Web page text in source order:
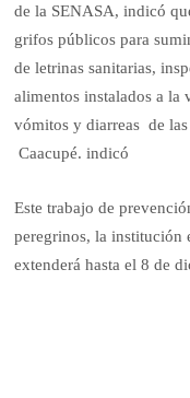
de la SENASA, indicó
grifos públicos para
de letrinas sanitarias,
alimentos instalados a la
vómitos y diarreas de
Caacupé. indicó
Este trabajo de
peregrinos, la institución
extenderá hasta el 8 de